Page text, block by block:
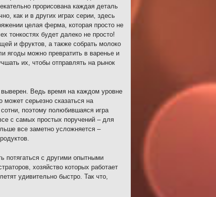
прорисована каждая деталь
как и в других играх серии, здесь
целая ферма, которая просто не
тонкостях будет далеко не просто!
и фруктов, а также собрать молоко
ягоды можно превратить в варенье и
их, чтобы отправлять на рынок
Ведь время на каждом уровне
может серьезно сказаться на
поэтому полюбившаяся игра
с самых простых поручений – для
все заметно усложняется –
потягаться с другими опытными
хозяйство которых работает
удивительно быстро. Так что,